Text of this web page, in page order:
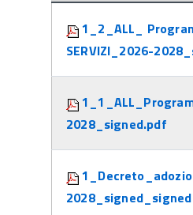
1_2_ALL_
SERVIZI_2026-
2028_signed.pdf